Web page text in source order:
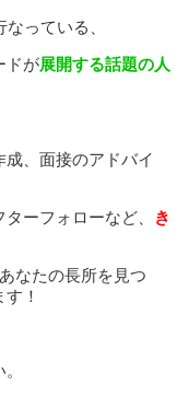
っている、
ドが展開する話題の人
、面接のアドバイ
ーフォローなど、
き
なたの長所を見つ
！